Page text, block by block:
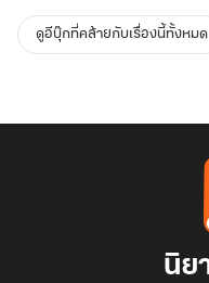
ดูอีบุ๊กที่คล้ายกับเรื่องนี้ทั้งหมด
นิย